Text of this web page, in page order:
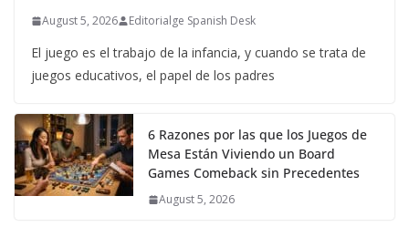
August 5, 2026 Editorialge Spanish Desk
El juego es el trabajo de la infancia, y cuando se trata de
juegos educativos, el papel de los padres
6 Razones por las que los Juegos de
Mesa Están Viviendo un Board
Games Comeback sin Precedentes
August 5, 2026